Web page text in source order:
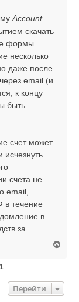
Account
скачать
формы
несколько
даже после
email (и
к концу
быть
счет может
исчезнуть
счета не
email,
в течение
в
за
у
1
Перейти